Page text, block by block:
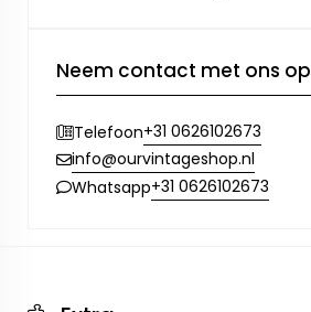
Neem contact met ons op
Telefoon+31 0626102673
info@ourvintageshop.nl
Whatsapp+31 0626102673